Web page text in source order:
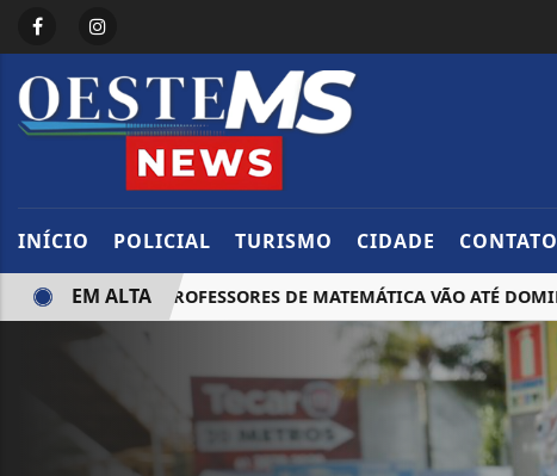
INÍCIO POLICIAL TURISMO CIDADE CONTATO
DE PROFESSORES DE MATEMÁTICA VÃO ATÉ DOMINGO
EM ALTA